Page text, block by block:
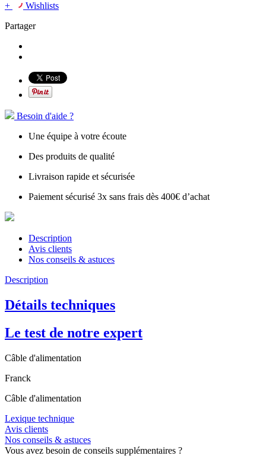
+
Wishlists
Partager
Besoin d'aide ?
Une équipe à votre écoute
Des produits de qualité
Livraison rapide et sécurisée
Paiement sécurisé 3x sans frais dès 400€ d’achat
Description
Avis clients
Nos conseils & astuces
Description
Détails techniques
Le test de notre expert
Câble d'alimentation
Franck
Câble d'alimentation
Lexique technique
Avis clients
Nos conseils & astuces
Vous avez besoin de conseils supplémentaires ?